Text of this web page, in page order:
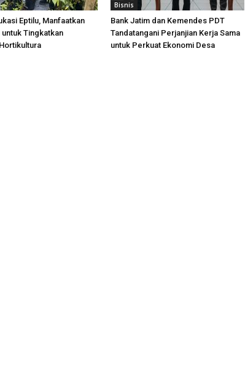
Eptilu, Manfaatkan
Tingkatkan
Bisnis
Bank Jatim dan Kemendes PDT
Tandatangani Perjanjian Kerja Sama
untuk Perkuat Ekonomi Desa